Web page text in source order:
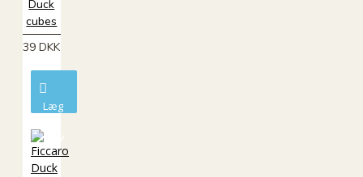
Duck
cubes
39 DKK
Læg
kurv